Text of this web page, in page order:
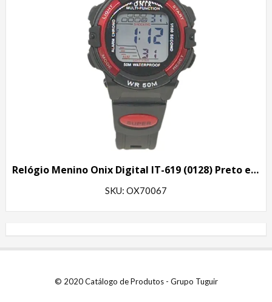
Relógio Menino Onix Digital IT-619 (0128) Preto e Vermelho
SKU: OX70067
© 2020 Catálogo de Produtos - Grupo Tuguir